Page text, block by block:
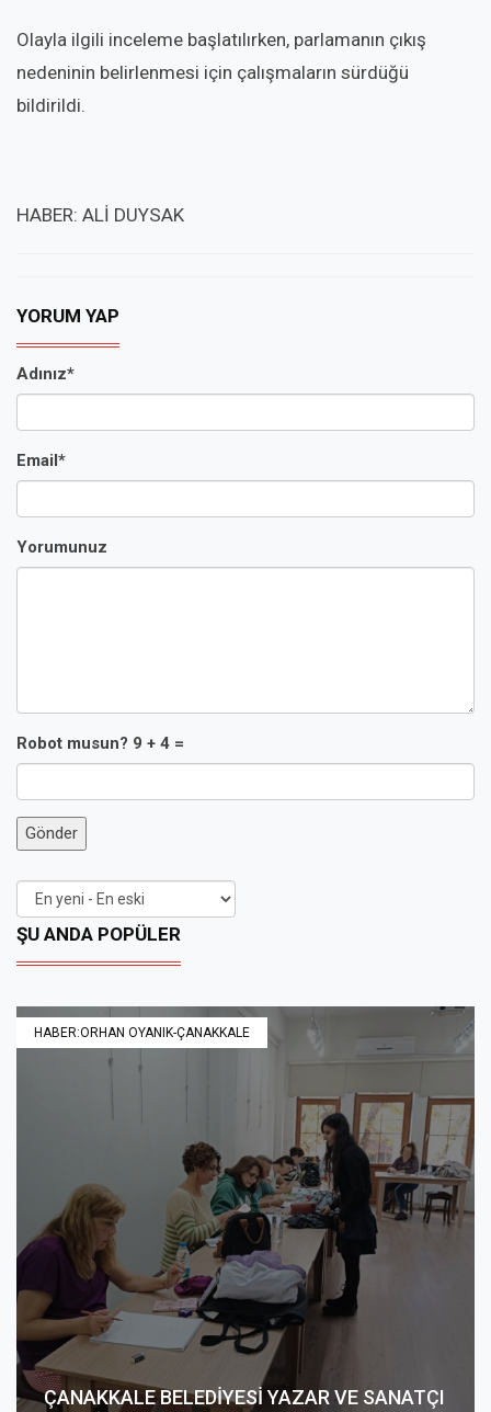
Olayla ilgili inceleme başlatılırken, parlamanın çıkış
nedeninin belirlenmesi için çalışmaların sürdüğü
bildirildi.
HABER: ALİ DUYSAK
YORUM YAP
Adınız*
Email*
Yorumunuz
Robot musun? 9 + 4 =
Gönder
ŞU ANDA POPÜLER
HABER:ORHAN OYANIK-ÇANAKKALE
ÇANAKKALE BELEDİYESİ YAZAR VE SANATÇI